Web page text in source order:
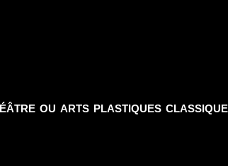
ou arts plastiques classique